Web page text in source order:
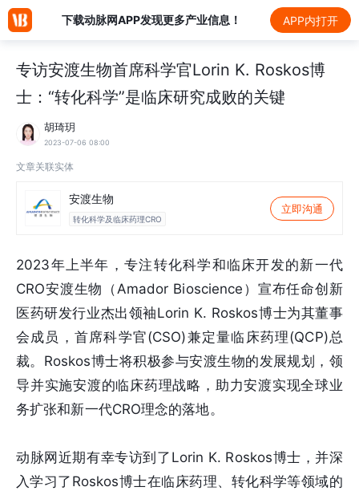
下载动脉网APP发现更多产业信息！ APP内打开
专访安渡生物首席科学官Lorin K. Roskos博
士：“转化科学”是临床研究成败的关键
胡琦玥
2023-07-06 08:00
文章关联实体
安渡生物
转化科学及临床药理CRO
立即沟通
2023年上半年，专注转化科学和临床开发的新一代
CRO安渡生物（Amador Bioscience）宣布任命创新
医药研发行业杰出领袖Lorin K. Roskos博士为其董事
会成员，首席科学官(CSO)兼定量临床药理(QCP)总
裁。Roskos博士将积极参与安渡生物的发展规划，领
导并实施安渡的临床药理战略，助力安渡实现全球业
务扩张和新一代CRO理念的落地。
动脉网近期有幸专访到了Lorin K. Roskos博士，并深
入学习了Roskos博士在临床药理、转化科学等领域的